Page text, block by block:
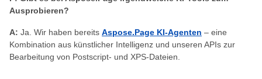
Ausprobieren?
A: Ja. Wir haben bereits Aspose.Page KI-Agenten – eine
Kombination aus künstlicher Intelligenz und unseren APIs zur
Bearbeitung von Postscript- und XPS-Dateien.